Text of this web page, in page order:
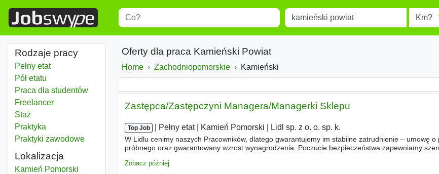
Title Miejscowość Radius
Rodzaje pracy
Pełny etat
Pół etatu
Praca dla studentów
Freelancer
Staż
Praktyka
Praktyki zawodowe
Lokalizacja
Kamień Pomorski
Oferty dla praca Kamieński Powiat
Home Zachodniopomorskie Województwo
Kamieński
Zastępca/Zastępczyni Managera/Managerki Sklepu
Top Job Pełny etat| Kamień Pomorski Lidl sp. z o. o. sp. k.
W Lidlu cenimy naszych Pracowników, dlatego gwarantujemy im stabilne zatrudnienie – umowę o
próbnego oraz gwarantowany wzrost wynagrodzenia. Poczucie bezpieczeństwa zapewniamy
Zobacz później